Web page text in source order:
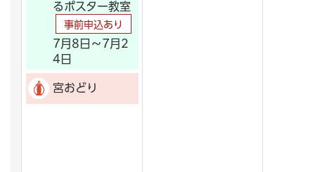
るポスター教室
事前申込あり
7月8日～7月2
4日
宮おどり